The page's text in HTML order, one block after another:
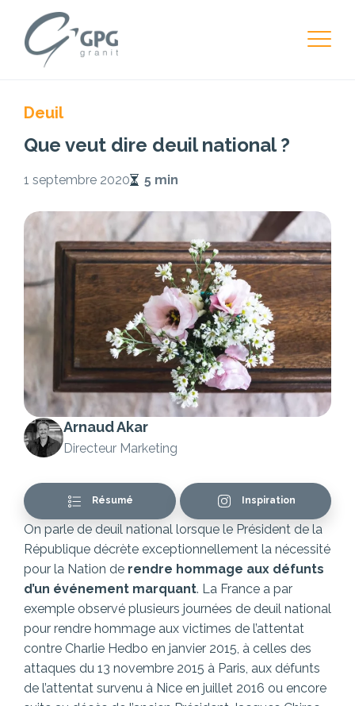
Deuil
Que veut dire deuil national ?
1 septembre 2020 5 min
On parle de deuil national lorsque le Président de la
République décrète exceptionnellement la nécessité
pour la Nation de rendre hommage aux défunts
d’un événement marquant. La France a par
exemple observé plusieurs journées de deuil national
pour rendre hommage aux victimes de l’attentat
contre Charlie Hedbo en janvier 2015, à celles des
attaques du 13 novembre 2015 à Paris, aux défunts
de l’attentat survenu à Nice en juillet 2016 ou encore
Arnaud Akar
Directeur Marketing
Résumé Inspiration